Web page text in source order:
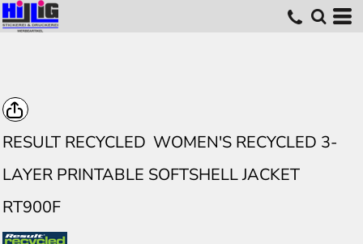
RESULT RECYCLED WOMEN'S RECYCLED 3-
LAYER PRINTABLE SOFTSHELL JACKET
RT900F